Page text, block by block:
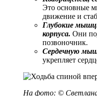
Это основные
движение и
Глубокие
корпуса. Они
позвоночник.
Сердечную
укрепляет
На фото: © Светлана